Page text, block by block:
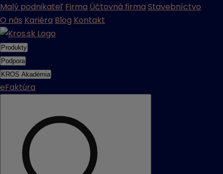
Malý podnikateľ Firma Účtovná firma Stavebníctvo
O nás Kariéra Blog Kontakt
Produkty
Podpora
KROS Akadémia
eFaktúra